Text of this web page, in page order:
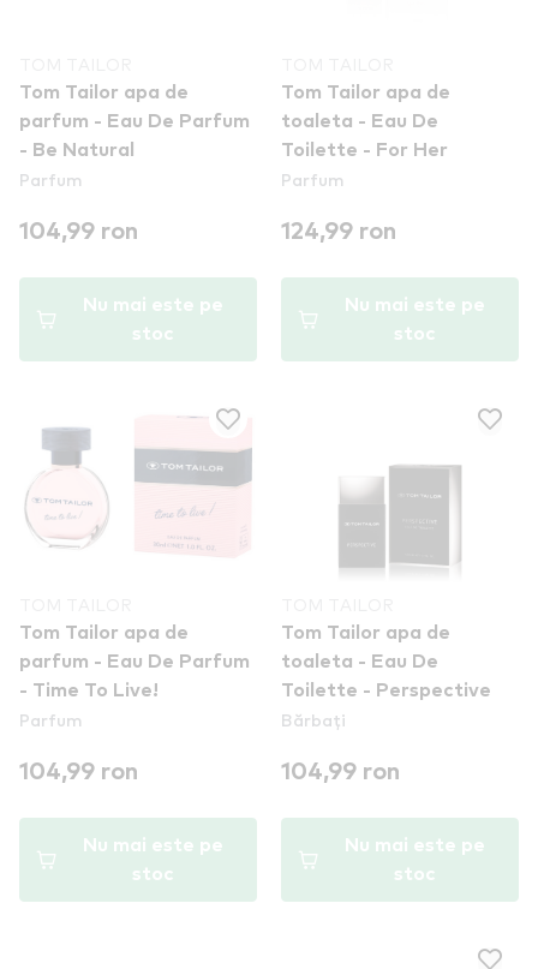
Tom Tailor apa de
parfum - Eau De Parfum
- Be Natural
Parfum
104,99 ron
Nu mai este pe
stoc
Tom Tailor apa de
toaleta - Eau De
Toilette - For Her
Parfum
124,99 ron
Nu mai este pe
stoc
Tom Tailor apa de
parfum - Eau De Parfum
- Time To Live!
Parfum
104,99 ron
Nu mai este pe
stoc
Tom Tailor apa de
toaleta - Eau De
Toilette - Perspective
Bărbați
104,99 ron
Nu mai este pe
stoc